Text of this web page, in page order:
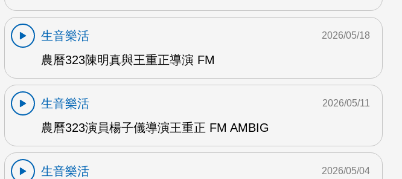
生音樂活
農曆323陳明真與王重正導演 FM
2026/05/18
生音樂活
農曆323演員楊子儀導演王重正 FM AMBIG
2026/05/11
生音樂活
2026/05/04